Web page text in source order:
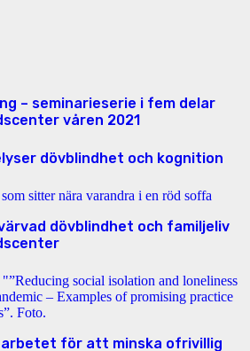
– seminarieserie i fem delar
våren 2021
dövblindhet och kognition
dövblindhet och familjeliv
arbetet för att minska ofrivillig